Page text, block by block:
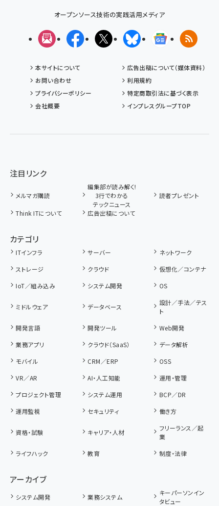
オープンソース技術の実践活用メディア
メルマガFacebookX(エックス)BlueskyGoogleニュ
RSS
本サイトについて
広告出稿について（媒体資料）
お問い合わせ
利用規約
プライバシーポリシー
特定商取引法に基づく表示
会社概要
インプレスグループTOP
注目リンク
メルマガ購読
編集部が読み解く!
3行でわかる
テックニュース
読者プレゼント
Think ITについて 広告出稿について
カテゴリ
ITインフラ サーバー
ネットワーク
ストレージ
クラウド
仮想化／コンテナ
IoT／組み込み
システム開発 OS
ミドルウェア データベース
設計／手法／テス
ト
開発言語
開発ツール
Web開発
業務アプリ
クラウド（SaaS）
データ解析
モバイル
CRM／ERP
OSS
VR／AR
AI・人工知能
運用・管理
プロジェクト管理
システム運用
BCP／DR
運用監視
セキュリティ 働き方
資格・試験 キャリア・人材
フリーランス／起
業
ライフハック
教育 制度・法律
アーカイブ
システム開発 業務システム
キーパーソンイン
タビュー